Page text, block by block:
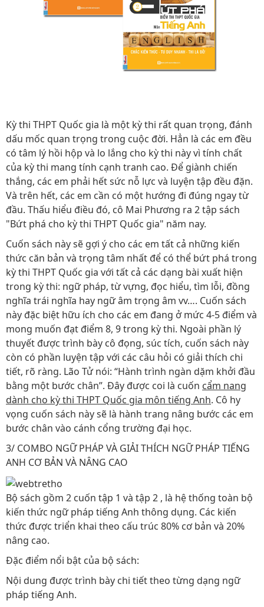
Kỳ thi THPT Quốc gia là một kỳ thi rất quan trọng, đánh
dấu mốc quan trọng trong cuộc đời. Hẳn là các em đều
có tâm lý hồi hộp và lo lắng cho kỳ thi này vì tính chất
của kỳ thi mang tính cạnh tranh cao. Để giành chiến
thắng, các em phải hết sức nỗ lực và luyện tập đều đặn.
Và trên hết, các em cần có một hướng đi đúng ngay từ
đầu. Thấu hiểu điều đó, cô Mai Phương ra 2 tập sách
"Bứt phá cho kỳ thi THPT Quốc gia" năm nay.
Cuốn sách này sẽ gợi ý cho các em tất cả những kiến
thức căn bản và trọng tâm nhất để có thể bứt phá trong
kỳ thi THPT Quốc gia với tất cả các dạng bài xuất hiện
trong kỳ thi: ngữ pháp, từ vựng, đọc hiểu, tìm lỗi, đồng
nghĩa trái nghĩa hay ngữ âm trọng âm vv…. Cuốn sách
này đặc biệt hữu ích cho các em đang ở mức 4-5 điểm và
mong muốn đạt điểm 8, 9 trong kỳ thi. Ngoài phần lý
thuyết được trình bày cô đọng, súc tích, cuốn sách này
còn có phần luyện tập với các câu hỏi có giải thích chi
tiết, rõ ràng. Lão Tử nói: “Hành trình ngàn dặm khởi đầu
bằng một bước chân”. Đây được coi là cuốn cẩm nang
dành cho kỳ thi THPT Quốc gia môn tiếng Anh. Cô hy
vọng cuốn sách này sẽ là hành trang nâng bước các em
bước chân vào cánh cổng trường đại học.
3/ COMBO NGỮ PHÁP VÀ GIẢI THÍCH NGỮ PHÁP TIẾNG
ANH CƠ BẢN VÀ NÂNG CAO
Bộ sách gồm 2 cuốn tập 1 và tập 2 , là hệ thống toàn bộ
kiến thức ngữ pháp tiếng Anh thông dụng. Các kiến
thức được triển khai theo cấu trúc 80% cơ bản và 20%
nâng cao.
Đặc điểm nổi bật của bộ sách:
Nội dung được trình bày chi tiết theo từng dạng ngữ
pháp tiếng Anh.